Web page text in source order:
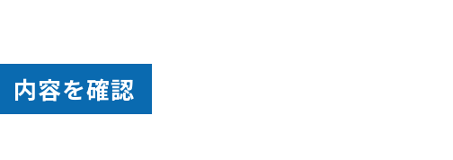
内容を確認